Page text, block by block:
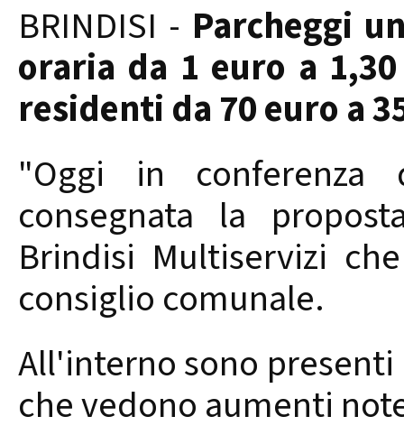
BRINDISI - Parcheggi
oraria da 1 euro a
residenti da 70 euro a
"Oggi in
consegnata la
Brindisi Multiservizi
consiglio comunale.
All'interno sono
che vedono aumenti